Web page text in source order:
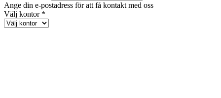
Ange din e-postadress för att få kontakt med oss
Välj kontor *